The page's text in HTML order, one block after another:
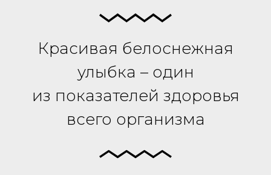
Красивая белоснежная
улыбка – один
из показателей здоровья
всего организма